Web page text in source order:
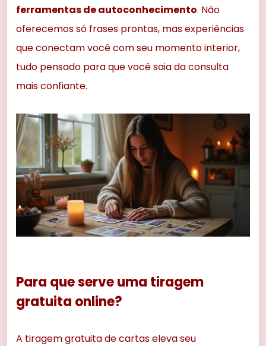
ferramentas de autoconhecimento. Não
oferecemos só frases prontas, mas experiências
que conectam você com seu momento interior,
tudo pensado para que você saia da consulta
mais confiante.
Para que serve uma tiragem
gratuita online?
A tiragem gratuita de cartas eleva seu